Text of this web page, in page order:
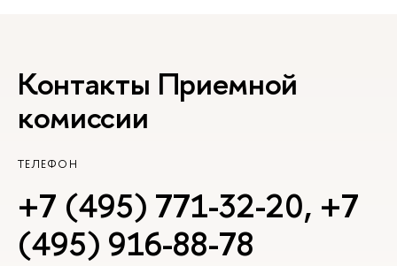
Контакты Приемной
комиссии
ТЕЛЕФОН
+7 (495) 771-32-20, +7
(495) 916-88-78